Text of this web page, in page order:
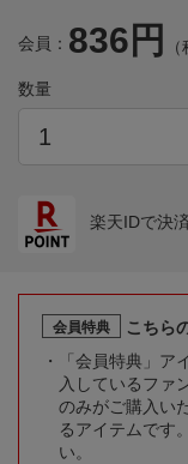
会員： 836円
数量
楽天IDで決
会員特典
こちら
「会員特典」
入しているファ
のみがご購入い
るアイテムです
い。